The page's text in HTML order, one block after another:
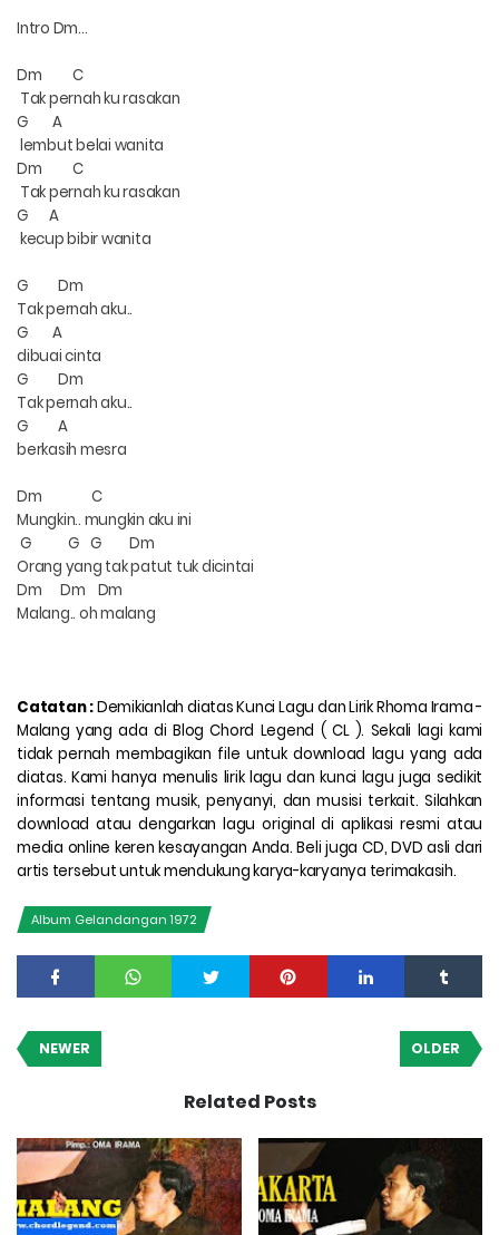
Intro Dm...
Dm
C
Tak pernah ku rasakan
G
A
lembut belai wanita
Dm
C
Tak pernah ku rasakan
G
A
kecup bibir wanita
G
Dm
Tak pernah aku..
G
A
dibuai cinta
G
Dm
Tak pernah aku..
G
A
berkasih mesra
Dm
C
Mungkin.. mungkin aku ini
G
G G
Dm
Orang yang tak patut tuk dicintai
Dm
Dm
Dm
Malang.. oh malang
Catatan :Demikianlah diatasKunci Lagu dan Lirik Rhoma Irama -
Malang yang ada di Blog Chord Legend ( CL ). Sekali lagi kami
tidak pernah membagikan file untuk download lagu yang ada
diatas. Kami hanya menulis lirik lagu dan kunci lagu juga sedikit
informasi tentang musik, penyanyi, dan musisi terkait. Silahkan
download atau dengarkan lagu original di aplikasi resmi atau
media online keren kesayangan Anda. Beli juga CD, DVD asli dari
artis tersebut untuk mendukung karya-karyanya terimakasih.
Album Gelandangan 1972
NEWER OLDER
Related Posts